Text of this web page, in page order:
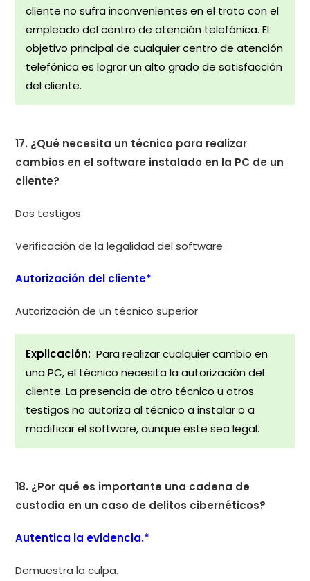
cliente no sufra inconvenientes en el trato con el
empleado del centro de atención telefónica. El
objetivo principal de cualquier centro de atención
telefónica es lograr un alto grado de satisfacción
del cliente.
17. ¿Qué necesita un técnico para realizar
cambios en el software instalado en la PC de un
cliente?
Dos testigos
Verificación de la legalidad del software
Autorización del cliente*
Autorización de un técnico superior
Explicación: Para realizar cualquier cambio en
una PC, el técnico necesita la autorización del
cliente. La presencia de otro técnico u otros
testigos no autoriza al técnico a instalar o a
modificar el software, aunque este sea legal.
18. ¿Por qué es importante una cadena de
custodia en un caso de delitos cibernéticos?
Autentica la evidencia.*
Demuestra la culpa.